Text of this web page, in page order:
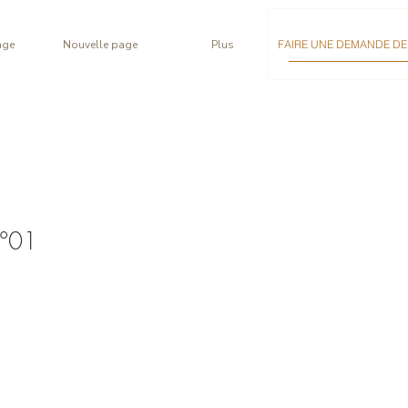
Nouvelle page Plus FAIRE UNE DEMANDE